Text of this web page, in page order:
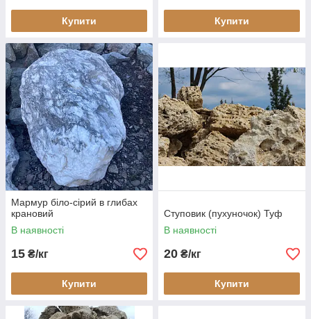
Купити Купити
Мармур біло-сірий в глибах
крановий
В наявності
15 ₴/кг
Купити
Ступовик (пухуночок) Туф
В наявності
20 ₴/кг
Купити